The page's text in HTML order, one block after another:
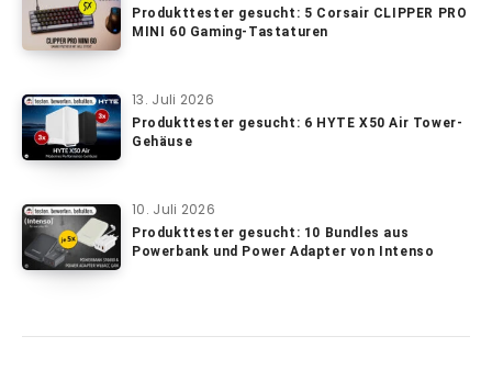
Produkttester gesucht: 5 Corsair CLIPPER PRO
MINI 60 Gaming-Tastaturen
13. Juli 2026
Produkttester gesucht: 6 HYTE X50 Air Tower-
Gehäuse
10. Juli 2026
Produkttester gesucht: 10 Bundles aus
Powerbank und Power Adapter von Intenso